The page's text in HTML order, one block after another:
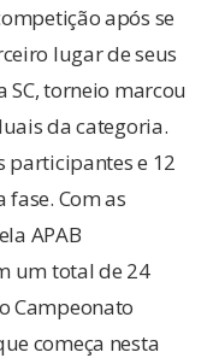
após se
lugar de seus
torneio marcou
da categoria.
participantes e 12
Com as
APAB
um total de 24
Campeonato
começa nesta